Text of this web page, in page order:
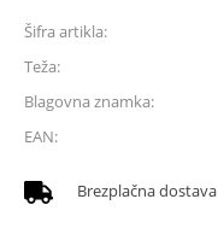
Šifra artikla:
Teža:
Blagovna znamka:
EAN:
Brezplačna dostava